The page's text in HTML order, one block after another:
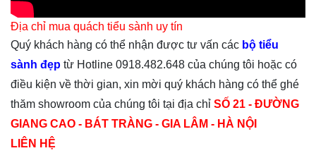
Địa chỉ mua quách tiểu sành uy tín
Quý khách hàng có thể nhận được tư vấn các bộ tiểu
sành đẹp từ Hotline 0918.482.648 của chúng tôi hoặc có
điều kiện về thời gian, xin mời quý khách hàng có thể ghé
thăm showroom của chúng tôi tại địa chỉ SỐ 21 - ĐƯỜNG
GIANG CAO - BÁT TRÀNG - GIA LÂM - HÀ NỘI
LIÊN HỆ